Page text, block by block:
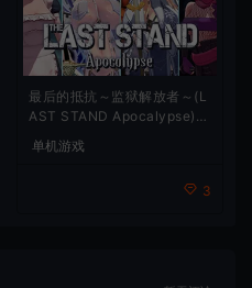
最后的抵抗～监狱解放者～(L
AST STAND Apocalypse)卡
单机游戏
3